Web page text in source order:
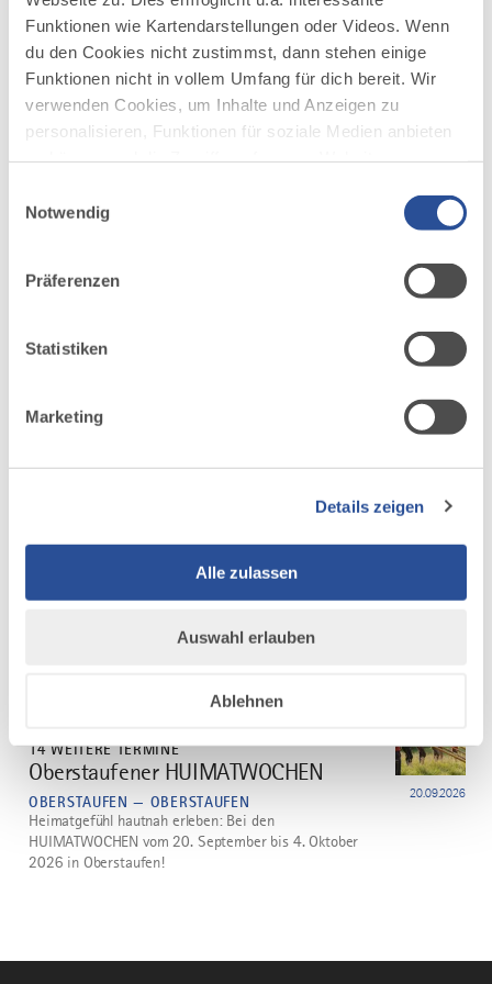
Funktionen wie Kartendarstellungen oder Videos. Wenn
du den Cookies nicht zustimmst, dann stehen einige
Funktionen nicht in vollem Umfang für dich bereit. Wir
verwenden Cookies, um Inhalte und Anzeigen zu
personalisieren, Funktionen für soziale Medien anbieten
deiner Verwendung unserer Website an unsere Partner
möglicherweise mit weiteren Daten zusammen, die du
Nutzung der Dienste gesammelt haben.
Notwendig
Präferenzen
Statistiken
Marketing
Details zeigen
Alle zulassen
Auswahl erlauben
Ablehnen
Veranstaltungen
Familien-Erlebnistour am Staufen
HAUS DES GASTES — OBERSTAUFEN 14.08.2026
14 WEITERE TERMINE
2
Oberstaufener HUIMATWOCHEN
OBERSTAUFEN — OBERSTAUFEN 20.09.2026
Heimatgefühl hautnah erleben: Bei den
HUIMATWOCHEN vom 20. September bis 4. Oktober
2026 in Oberstaufen!